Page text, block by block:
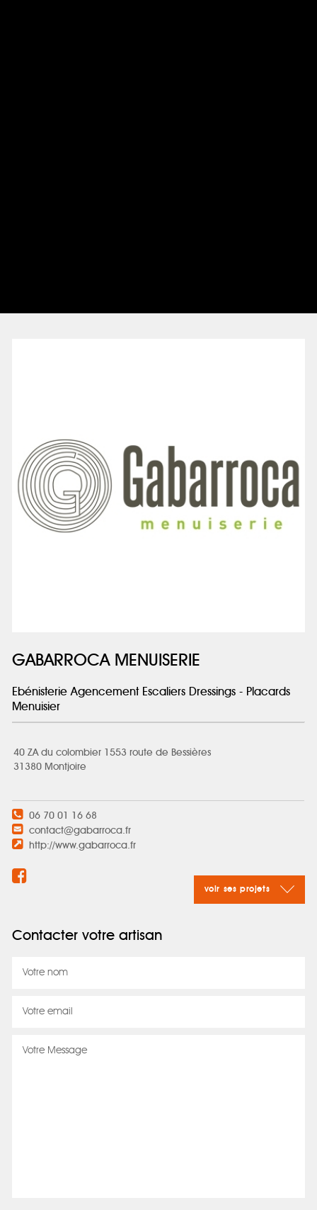
GABARROCA MENUISERIE
Ebénisterie Agencement Escaliers Dressings - Placards
Menuisier
40 ZA du colombier 1553 route de Bessières
31380 Montjoire
06 70 01 16 68
contact@gabarroca.fr
http://www.gabarroca.fr
voir ses projets
Contacter votre artisan